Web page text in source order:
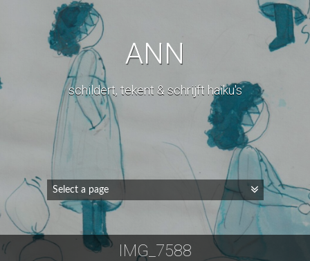
ANN
schildert, tekent & schrijft haiku's
IMG_7588